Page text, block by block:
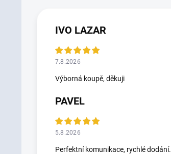
IVO LAZAR
7.8.2026
Výborná koupě, děkuji
PAVEL
5.8.2026
Perfektní komunikace, rychlé dodání.